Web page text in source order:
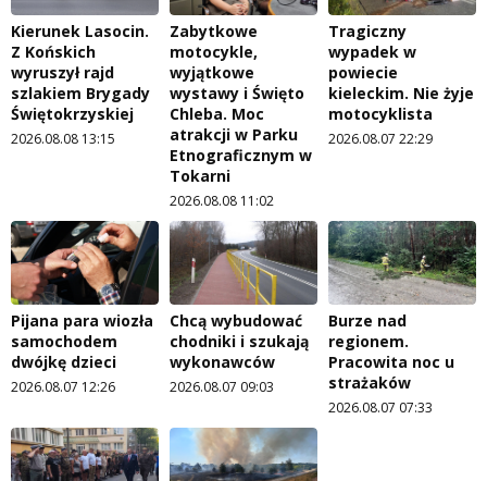
Kierunek Lasocin.
Z Końskich
wyruszył rajd
szlakiem Brygady
Świętokrzyskiej
2026.08.08 13:15
Zabytkowe
motocykle,
wyjątkowe
wystawy i Święto
Chleba. Moc
atrakcji w Parku
Etnograficznym w
Tokarni
2026.08.08 11:02
Tragiczny
wypadek w
powiecie
kieleckim. Nie żyje
motocyklista
2026.08.07 22:29
Pijana para wiozła
samochodem
dwójkę dzieci
2026.08.07 12:26
Chcą wybudować
chodniki i szukają
wykonawców
2026.08.07 09:03
Burze nad
regionem.
Pracowita noc u
strażaków
2026.08.07 07:33